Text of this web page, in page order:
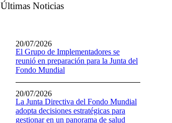
Últimas Noticias
El Grupo de Implementadores se
reunió en preparación para la Junta del
Fondo Mundial
20/07/2026
La Junta Directiva del Fondo Mundial
adopta decisiones estratégicas para
gestionar en un panorama de salud
20/07/2026